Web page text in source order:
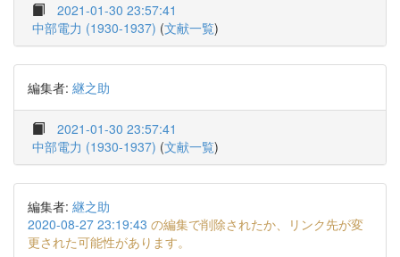
2021-01-30 23:57:41
中部電力 (1930-1937) (文献一覧)
編集者: 継之助
2021-01-30 23:57:41
中部電力 (1930-1937) (文献一覧)
編集者: 継之助
2020-08-27 23:19:43 の編集で削除されたか、リンク先が変
更された可能性があります。